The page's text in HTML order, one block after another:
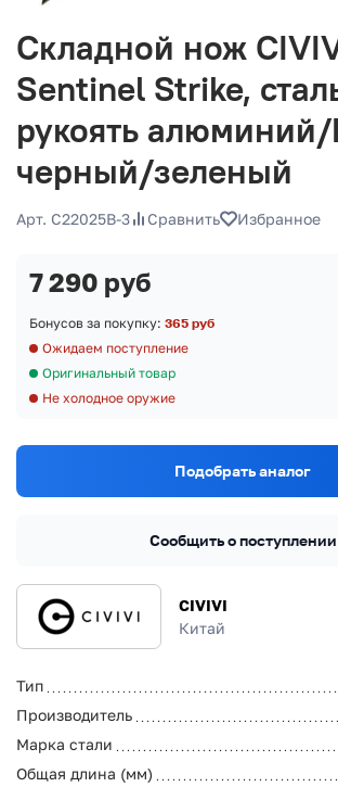
Складной нож
Sentinel Strike,
рукоять алюминий/
черный/зеленый
Арт. C22025B-3 Сравнить Избранное
CIVIVI
Китай
Тип
Производитель
Марка стали
Общая длина (мм)
7 290 руб
Бонусов за покупку: 365 руб
Ожидаем поступление
Оригинальный товар
Не холодное оружие
Подобрать аналог
Сообщить о поступлении